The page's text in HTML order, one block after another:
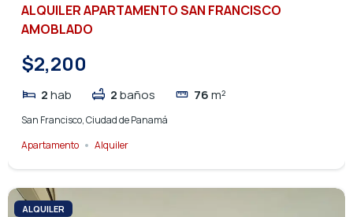
ALQUILER APARTAMENTO SAN FRANCISCO
AMOBLADO
$2,200
2hab 2baños 76m²
San Francisco, Ciudad de Panamá
Apartamento
Alquiler
ALQUILER